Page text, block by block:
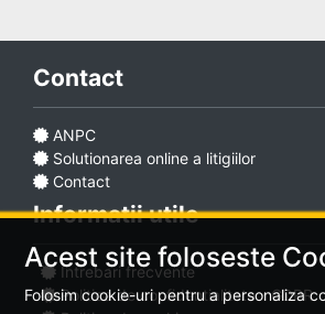
Favorite
Ajutor
Contact
ANPC
Solutionarea online a litigiilor
Contact
Informatii utile
Intrebari frecvente
Politica de confidentialitate - GDPR
Acest site foloseste
Folosim cookie-uri pentru a personaliza